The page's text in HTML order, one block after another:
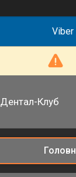
Viber
Дентал-Клуб